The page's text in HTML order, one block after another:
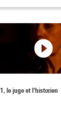
le juge et l'historien